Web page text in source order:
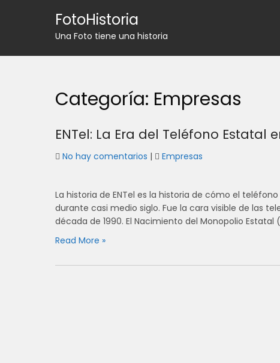
FotoHistoria
Una Foto tiene una historia
Categoría: Empresas
ENTel: La Era del Teléfono Estatal
No hay comentarios | Empresas
La historia de ENTel es la historia de cómo el
durante casi medio siglo. Fue la cara visible de las
década de 1990. El Nacimiento del Monopolio Estatal
Read More »